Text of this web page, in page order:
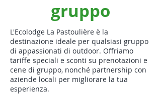
gruppo
L'Ecolodge La Pastoulière è la
destinazione ideale per qualsiasi gruppo
di appassionati di outdoor. Offriamo
tariffe speciali e sconti su prenotazioni e
cene di gruppo, nonché partnership con
aziende locali per migliorare la tua
esperienza.